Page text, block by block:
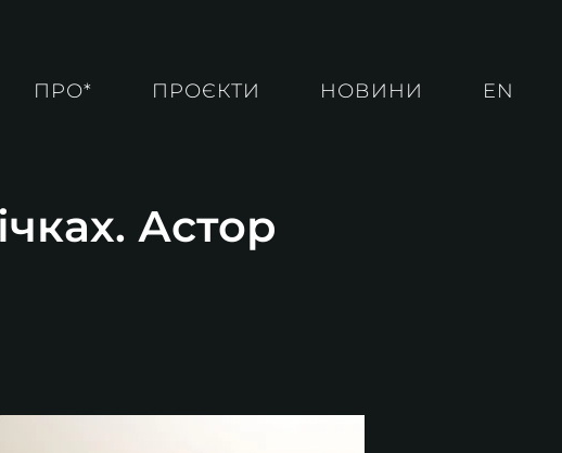
ПРО* ПРОЄКТИ НОВИНИ EN
Астор